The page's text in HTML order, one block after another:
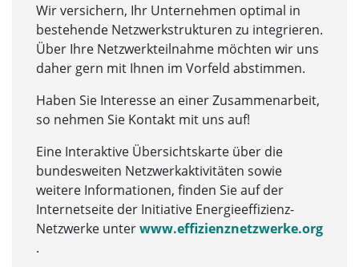
Wir versichern, Ihr Unternehmen optimal in
bestehende Netzwerkstrukturen zu integrieren.
Über Ihre Netzwerkteilnahme möchten wir uns
daher gern mit Ihnen im Vorfeld abstimmen.
Haben Sie Interesse an einer Zusammenarbeit,
so nehmen Sie Kontakt mit uns auf!
Eine Interaktive Übersichtskarte über die
bundesweiten Netzwerkaktivitäten sowie
weitere Informationen, finden Sie auf der
Internetseite der Initiative Energieeffizienz-
Netzwerke unterwww.effizienznetzwerke.org
.